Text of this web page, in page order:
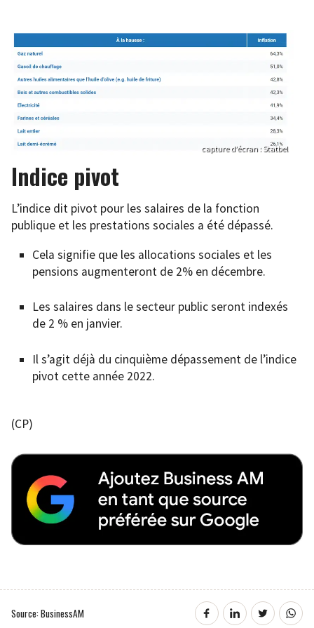
capture d’écran : Statbel
Indice pivot
L’indice dit pivot pour les salaires de la fonction
publique et les prestations sociales a été dépassé.
Cela signifie que les allocations sociales et les
pensions augmenteront de 2% en décembre.
Les salaires dans le secteur public seront indexés
de 2 % en janvier.
Il s’agit déjà du cinquième dépassement de l’indice
pivot cette année 2022.
(CP)
Source: BusinessAM